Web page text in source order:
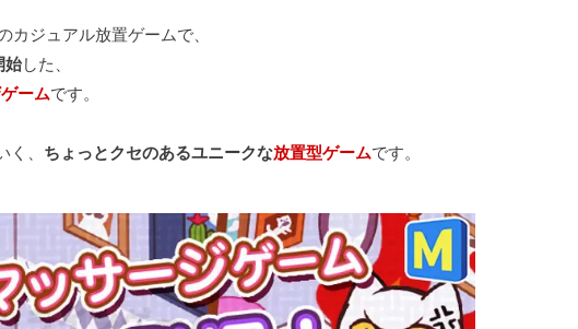
カジュアル放置ゲームで、
始した、
ームです。
、 ちょっとクセのあるユニークな放置型ゲームです。